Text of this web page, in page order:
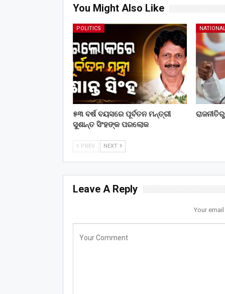
You Might Also Like
POLITICS
୫୩ ବର୍ଷ ବୟସରେ ପୂର୍ବତନ ମନ୍ତ୍ରୀ
ସୁଶାନ୍ତ ସିଂହଙ୍କ ପରଲୋକ
PREV NEXT
Leave A Reply
Your